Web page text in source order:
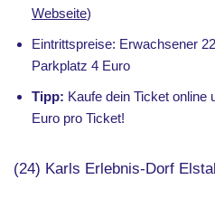
Webseite)
Eintrittspreise: Erwachsener
Parkplatz 4 Euro
Tipp: Kaufe dein Ticket online
Euro pro Ticket!
(24) Karls Erlebnis-Dorf Elstal